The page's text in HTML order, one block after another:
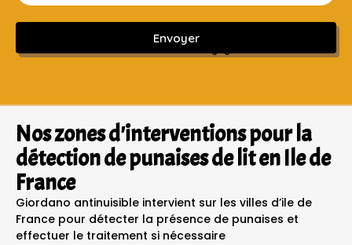
Envoyer
Sans engagement ni frais cachés
Nos zones d'interventions pour la
détection de punaises de lit en Ile de
France
Giordano antinuisible intervient sur les villes d’ile de
France pour détecter la présence de punaises et
effectuer le traitement si nécessaire